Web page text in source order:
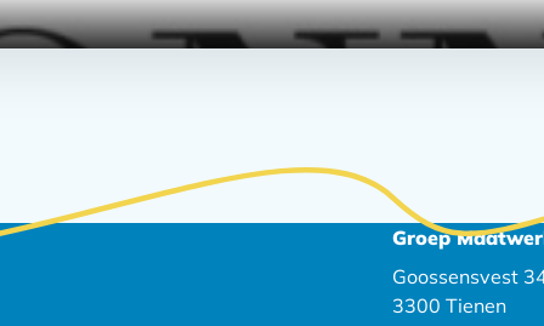
Groep
Goossensvest
3300 Tienen